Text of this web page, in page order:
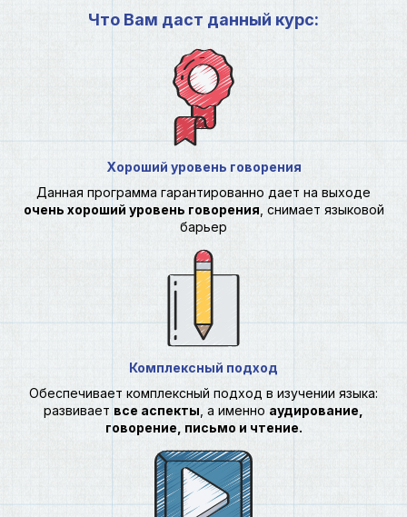
Что Вам даст данный курс:
Хороший уровень говорения
Данная программа гарантированно дает на выходе
очень хороший уровень говорения , снимает языковой
барьер
Комплексный подход
Обеспечивает комплексный подход в изучении языка:
развивает все аспекты , а именно аудирование,
говорение, письмо и чтение.